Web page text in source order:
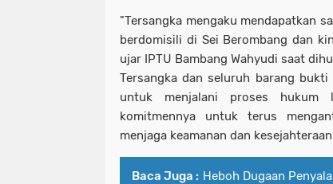
"Tersangka mengaku mendapatkan
berdomisili di Sei Berombang dan
ujar IPTU Bambang Wahyudi saat
Tersangka dan seluruh barang
untuk menjalani proses hukum
komitmennya untuk terus
menjaga keamanan dan
Baca Juga : Heboh Dugaan